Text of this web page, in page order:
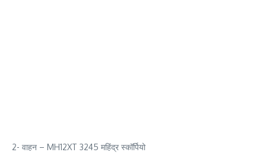
2- वाहन – MH12XT 3245 महिंद्र स्कॉर्पियो